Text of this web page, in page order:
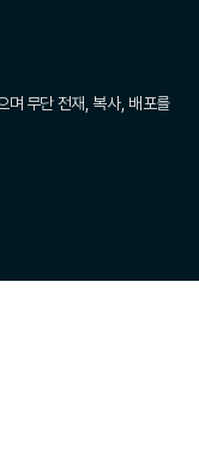
며 무단 전재, 복사, 배포를